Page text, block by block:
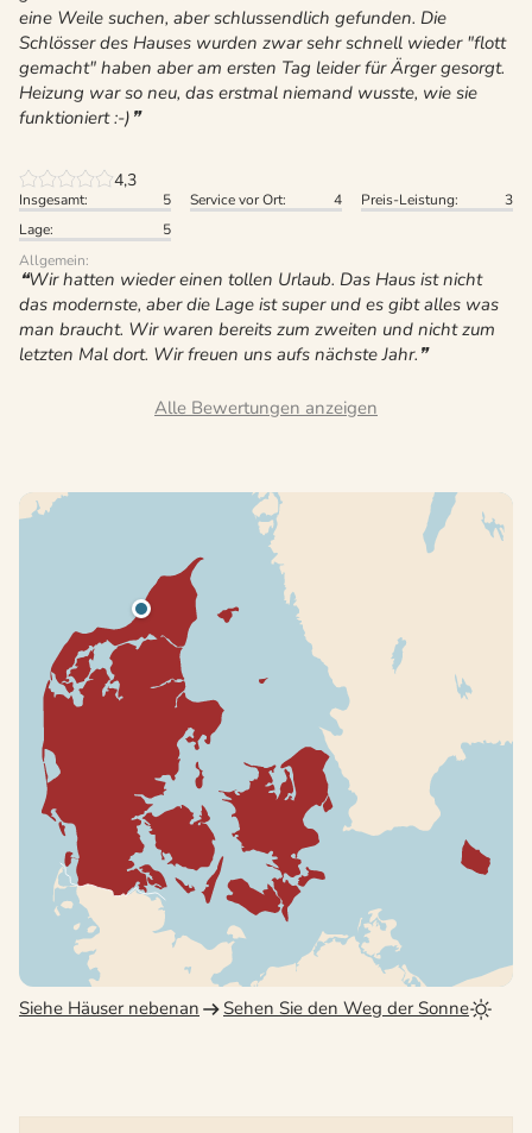
eine Weile suchen, aber schlussendlich gefunden. Die
Schlösser des Hauses wurden zwar sehr schnell wieder "flott
gemacht" haben aber am ersten Tag leider für Ärger gesorgt.
Heizung war so neu, das erstmal niemand wusste, wie sie
funktioniert :-)
4,3
Insgesamt: 5 Service vor Ort: 4 Preis-Leistung:
3
Lage:
5
Allgemein:
Wir hatten wieder einen tollen Urlaub. Das Haus ist nicht
das modernste, aber die Lage ist super und es gibt alles was
man braucht. Wir waren bereits zum zweiten und nicht zum
letzten Mal dort. Wir freuen uns aufs nächste Jahr.
Alle Bewertungen anzeigen
Siehe Häuser nebenan Sehen Sie den Weg der Sonne